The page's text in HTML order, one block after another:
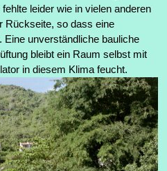
leider wie in vielen anderen
Rückseite, so dass eine
Eine unverständliche bauliche
bleibt ein Raum selbst mit
in diesem Klima feucht.